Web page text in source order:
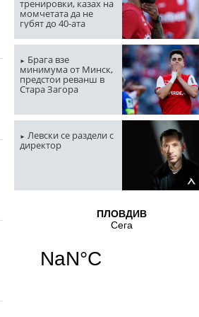
тренировки, казах на
момчетата да не
губят до 40-ата
Брага взе
минимума от Минск,
предстои реванш в
Стара Загора
Левски се раздели с
директор